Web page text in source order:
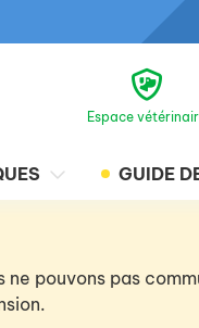
Espace
GUIDE
pouvons pas